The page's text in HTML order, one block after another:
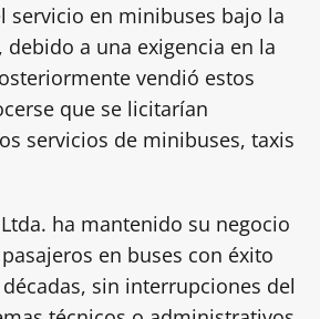
servicio en minibuses bajo la
debido a una exigencia en la
vendió estos
que se licitarían
servicios de minibuses, taxis
Ltda. ha mantenido su negocio
en buses con éxito
sin interrupciones del